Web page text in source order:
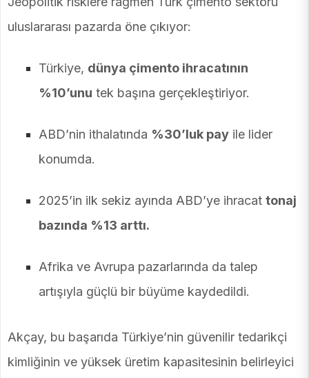
uluslararası pazarda öne çıkıyor:
Türkiye, dünya çimento ihracatının
%10’unu tek başına gerçekleştiriyor.
ABD’nin ithalatında %30’luk pay ile lider
konumda.
2025’in ilk sekiz ayında ABD’ye ihracat tonaj
bazında %13 arttı.
Afrika ve Avrupa pazarlarında da talep
artışıyla güçlü bir büyüme kaydedildi.
Akçay, bu başarıda Türkiye’nin güvenilir tedarikçi
kimliğinin ve yüksek üretim kapasitesinin belirleyici